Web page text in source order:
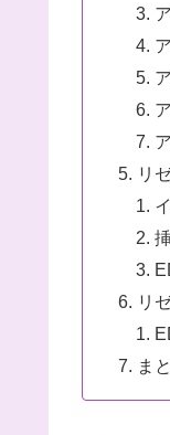
リ
リ
ま